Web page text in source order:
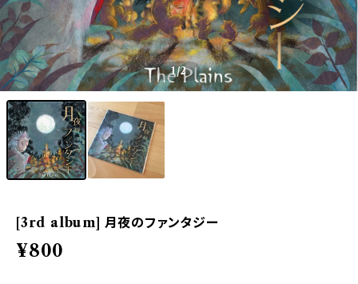
1/2
[3rd album] 月夜のファンタジー
¥800